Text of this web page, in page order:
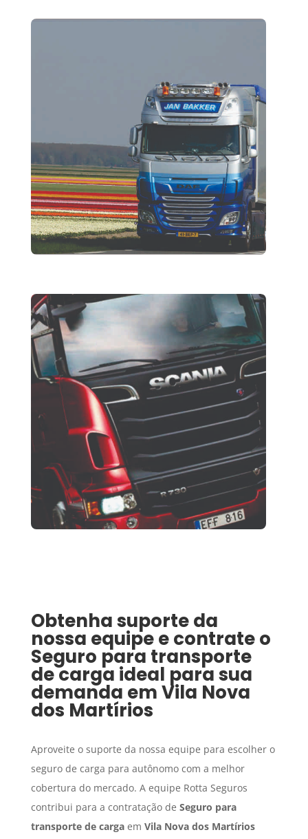
Obtenha suporte da
nossa equipe e contrate o
Seguro para transporte
de carga ideal para sua
demanda emVila Nova
dos Martírios
Aproveite o suporte da nossa equipe para escolher o
seguro de carga para autônomo com a melhor
cobertura do mercado. A equipe Rotta Seguros
contribui para a contratação de Seguro para
transporte de cargaem Vila Nova dos Martírios